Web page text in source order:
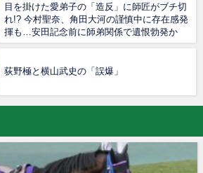
目を掛けた愛弟子の「造反」に師匠がブチ切
れ!? 今村聖奈、角田大河の謹慎中に存在感発
揮も…安田記念前に師弟関係で遺恨勃発か
荻野極と横山武史の「誤爆」